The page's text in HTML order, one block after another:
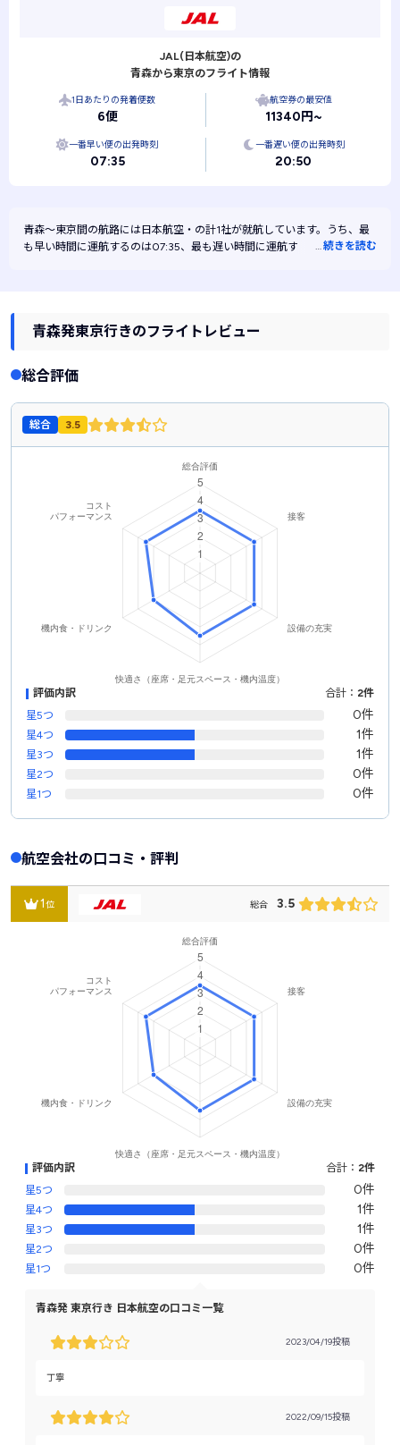
JAL(日本航空)の
青森から東京のフライト情報
1日あたりの発着便数
6便
航空券の最安値
11340円~
一番早い便の出発時刻
07:35
一番遅い便の出発時刻
20:50
青森～東京間の航路には 日本航空・ の計1社が就航しています。うち、最
も早い時間に運航するのは07:35、最も遅い時間に運航するのは20:50で
…続きを読む
青森発東京行きのフライトレビュー
総合評価
総合 3.5
評価内訳 合計： 2件
星5つ
0件
星4つ 1件
星3つ 1件
星2つ 0件
星1つ 0件
航空会社の口コミ・評判
1位 総合 3.5
評価内訳 合計： 2件
星5つ
0件
星4つ 1件
星3つ 1件
星2つ 0件
星1つ 0件
青森発 東京行き 日本航空の口コミ一覧
2023/04/19投稿
丁寧
2022/09/15投稿